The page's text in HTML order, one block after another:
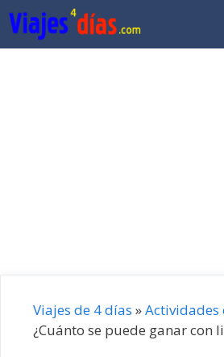
Saltar
al
contenido
Viajes de 4 días »Actividades
¿Cuánto se puede ganar con